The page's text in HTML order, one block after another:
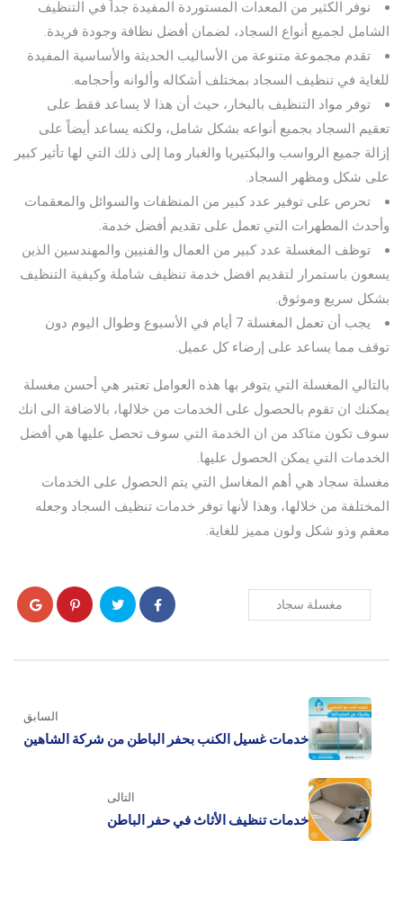
نوفر الكثير من المعدات المستوردة المفيدة جداً في التنظيف
الشامل لجميع أنواع السجاد، لضمان أفضل نظافة وجودة فريدة.
تقدم مجموعة متنوعة من الأساليب الحديثة والأساسية المفيدة
للغاية في تنظيف السجاد بمختلف أشكاله وألوانه وأحجامه.
توفر مواد التنظيف بالبخار، حيث أن هذا لا يساعد فقط على
تعقيم السجاد بجميع أنواعه بشكل شامل، ولكنه يساعد أيضاً على
إزالة جميع الرواسب والبكتيريا والغبار وما إلى ذلك التي لها تأثير كبير
على شكل ومظهر السجاد.
تحرص على توفير عدد كبير من المنظفات والسوائل والمعقمات
وأحدث المطهرات التي تعمل على تقديم أفضل خدمة.
توظف المغسلة عدد كبير من العمال والفنيين والمهندسين الذين
يسعون باستمرار لتقديم افضل خدمة تنظيف شاملة وكيفية التنظيف
بشكل سريع وموثوق.
يجب أن تعمل المغسلة 7 أيام في الأسبوع وطوال اليوم دون
توقف مما يساعد على إرضاء كل عميل.
بالتالي المغسلة التي يتوفر بها هذه العوامل تعتبر هي أحسن مغسلة
يمكنك ان تقوم بالحصول على الخدمات من خلالها، بالاضافة الى انك
سوف تكون متاكد من ان الخدمة التي سوف تحصل عليها هي أفضل
الخدمات التي يمكن الحصول عليها.
مغسلة سجاد هي أهم المغاسل التي يتم الحصول على الخدمات
المختلفة من خلالها، وهذا لأنها توفر خدمات تنظيف السجاد وجعله
معقم وذو شكل ولون مميز للغاية.
مغسلة سجاد
السابق
خدمات غسيل الكنب بحفر الباطن من شركة الشاهين
التالى
خدمات تنظيف الأثاث في حفر الباطن